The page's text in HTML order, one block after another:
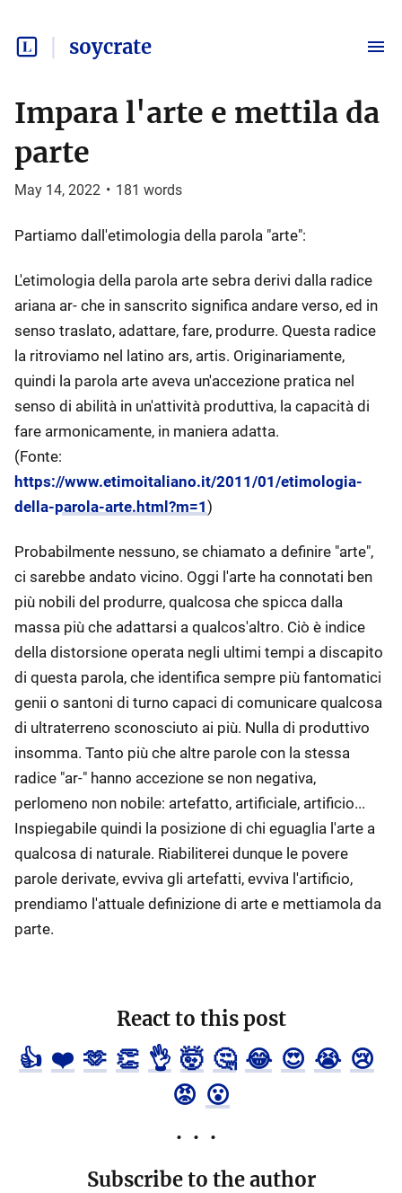
soycrate
Impara l'arte e mettila da
parte
May 14, 2022 • 181 words
Partiamo dall'etimologia della parola "arte":
L'etimologia della parola arte sebra derivi dalla radice
ariana ar- che in sanscrito significa andare verso, ed in
senso traslato, adattare, fare, produrre. Questa radice
la ritroviamo nel latino ars, artis. Originariamente,
quindi la parola arte aveva un'accezione pratica nel
senso di abilità in un'attività produttiva, la capacità di
fare armonicamente, in maniera adatta.
(Fonte:
https://www.etimoitaliano.it/2011/01/etimologia-
della-parola-arte.html?m=1)
Probabilmente nessuno, se chiamato a definire "arte",
ci sarebbe andato vicino. Oggi l'arte ha connotati ben
più nobili del produrre, qualcosa che spicca dalla
massa più che adattarsi a qualcos'altro. Ciò è indice
della distorsione operata negli ultimi tempi a discapito
di questa parola, che identifica sempre più fantomatici
genii o santoni di turno capaci di comunicare qualcosa
di ultraterreno sconosciuto ai più. Nulla di produttivo
insomma. Tanto più che altre parole con la stessa
radice "ar-" hanno accezione se non negativa,
perlomeno non nobile: artefatto, artificiale, artificio...
Inspiegabile quindi la posizione di chi eguaglia l'arte a
qualcosa di naturale. Riabiliterei dunque le povere
parole derivate, evviva gli artefatti, evviva l'artificio,
prendiamo l'attuale definizione di arte e mettiamola da
parte.
React to this post
👍 ❤️ 🫶 👏 👌 🤯 🤔 😂 😍 😭 😢
😡 😮
Subscribe to the author